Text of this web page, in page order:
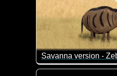
Savanna version -
Bisschen verrückt,